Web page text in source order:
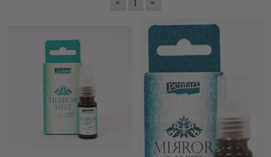
« 1 »